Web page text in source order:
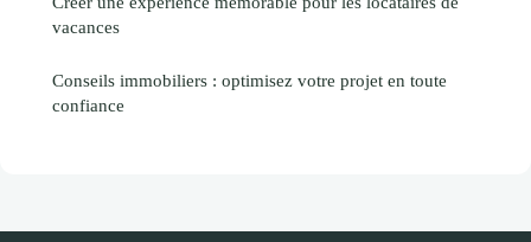
vacances
Conseils immobiliers : optimisez votre projet en toute
confiance